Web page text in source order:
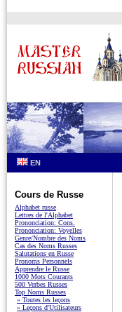
EN
Cours de Russe
Alphabet russe
Lettres de l'Alphabet
Prononciation: Cons.
Prononciation: Voyelles
Genre/Nombre des Noms
Cas des Noms Russes
Salutations en Russe
Pronoms Personnels
Apprendre le Russe
1000 Mots Courants
500 Verbes Russes
Top Noms Russes
» Toutes les leçons
» Leçons d'Utilisateurs